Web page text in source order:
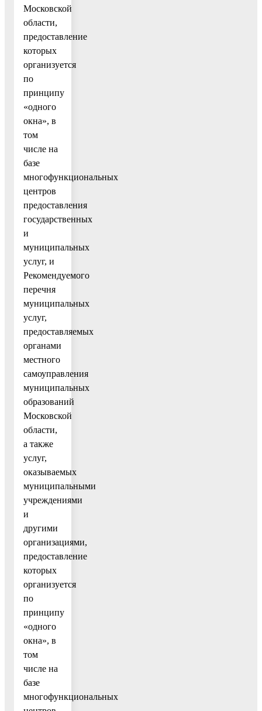
Московской
области,
предоставление
которых
организуется
по
принципу
«одного
окна», в
том
числе на
базе
многофункциональных
центров
предоставления
государственных
и
муниципальных
услуг, и
Рекомендуемого
перечня
муниципальных
услуг,
предоставляемых
органами
местного
самоуправления
муниципальных
образований
Московской
области,
а также
услуг,
оказываемых
муниципальными
учреждениями
и
другими
организациями,
предоставление
которых
организуется
по
принципу
«одного
окна», в
том
числе на
базе
многофункциональных